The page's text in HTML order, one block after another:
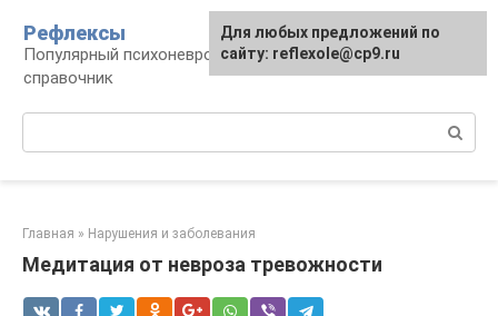
контенту
Рефлексы
Популярный психоневрологический
справочник
Главная » Нарушения и заболевания
Медитация от невроза тревожности
Для любых предложений по
сайту: reflexole@cp9.ru